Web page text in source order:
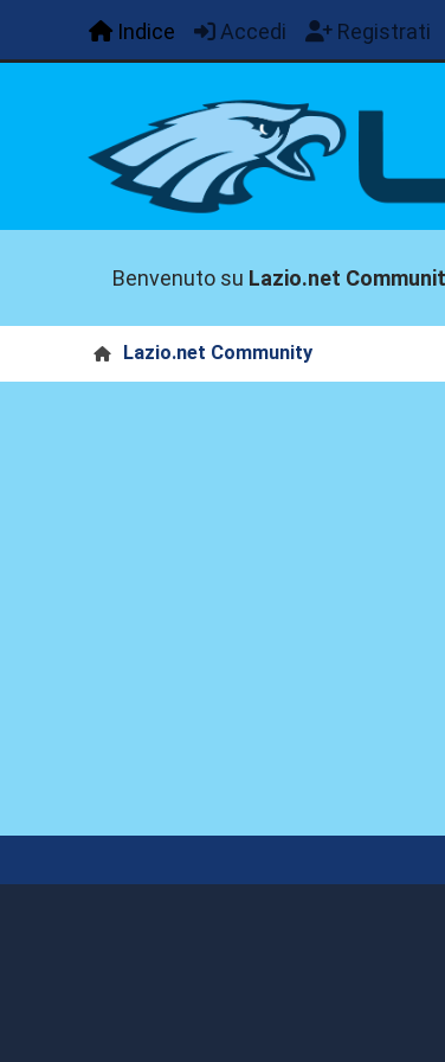
Indice Accedi Registrati
Benvenuto su Lazio.net
Lazio.net Community